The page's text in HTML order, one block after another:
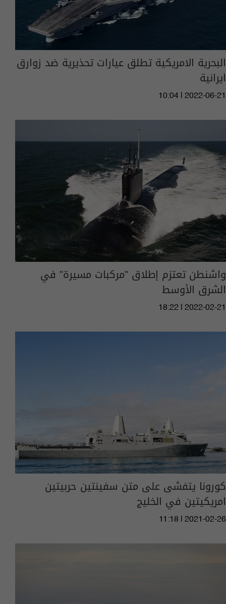
البحرية الامريكية تطلق عيارات تحذيرية ضد زوارق
ايرانية
10:04 | 2022-06-21
واشنطن تعتزم إطلاق "مركبات مسيرة" في
الشرق الأوسط
18:22 | 2022-02-21
كورونا يتفشى على متن سفينتين حربيتين
امريكيتين في الخليج
11:18 | 2021-02-26